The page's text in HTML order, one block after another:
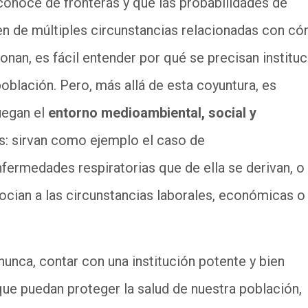
de múltiples circunstancias relacionadas con
es fácil entender por qué se precisan
Pero, más allá de esta coyuntura, es
el entorno medioambiental, social y
sirvan como ejemplo el caso de
respiratorias que de ella se derivan,
a las circunstancias laborales, económicas o
contar con una institución potente y bien
puedan proteger la salud de nuestra población,